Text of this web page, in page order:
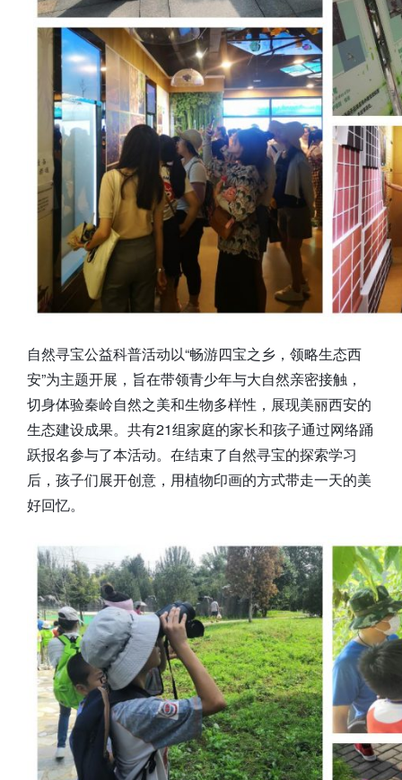
自然寻宝公益科普活动以“畅游四宝之乡，领略生态西
安”为主题开展，旨在带领青少年与大自然亲密接触，
切身体验秦岭自然之美和生物多样性，展现美丽西安的
生态建设成果。共有21组家庭的家长和孩子通过网络踊
跃报名参与了本活动。在结束了自然寻宝的探索学习
后，孩子们展开创意，用植物印画的方式带走一天的美
好回忆。